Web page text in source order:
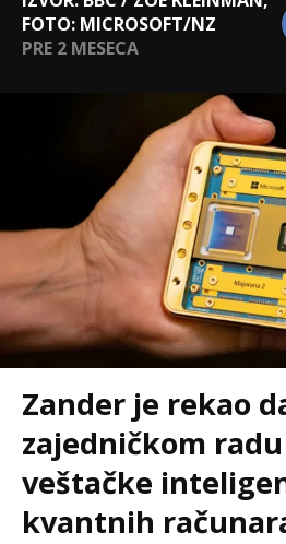
FOTO: MICROSOFT/NZ
PRE 2 MESECA
Zander je rekao
zajedničkom
veštačke
kvantnih